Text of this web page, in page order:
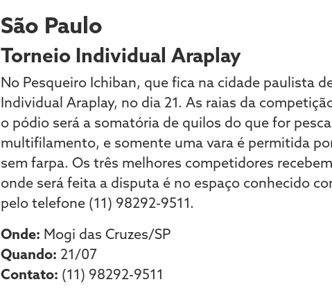
São Paulo
Torneio Individual Araplay
No Pesqueiro Ichiban, que fica na cidade paulista
Individual Araplay, no dia 21. As raias da
o pódio será a somatória de quilos do que for
multifilamento, e somente uma vara é permitida
sem farpa. Os três melhores competidores
onde será feita a disputa é no espaço conhecido
pelo telefone (11) 98292-9511.
Onde: Mogi das Cruzes/SP
Quando: 21/07
Contato: (11) 98292-9511